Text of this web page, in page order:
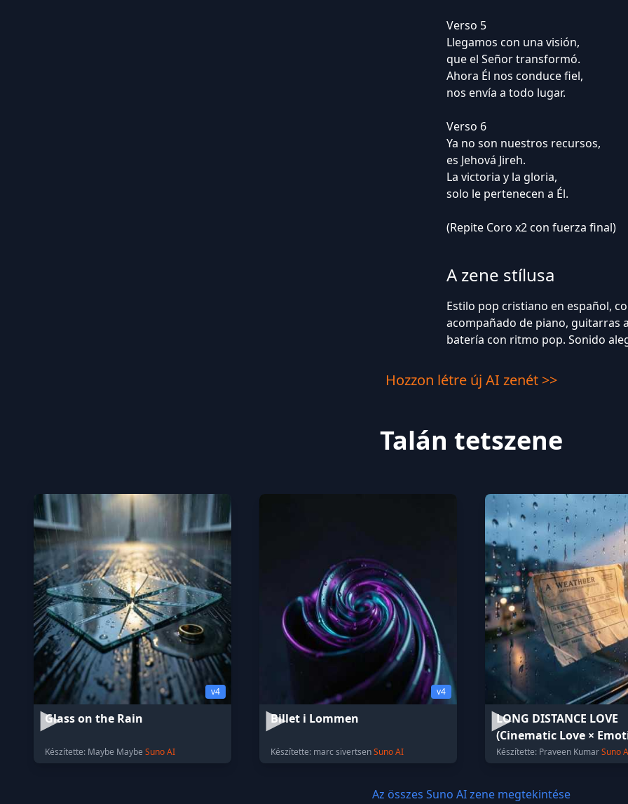
Verso 5
Llegamos con una visión,
que el Señor transformó.
Ahora Él nos conduce fiel,
nos envía a todo lugar.
Verso 6
Ya no son nuestros recursos,
es Jehová Jireh.
La victoria y la gloria,
solo le pertenecen a Él.
(Repite Coro x2 con fuerza final)
A zene stílusa
Estilo pop cristiano en español,
acompañado de piano, guitarras
batería con ritmo pop. Sonido
Hozzon létre új AI zenét >>
Talán tetszene
v4
Glass on the Rain
Készítette: Maybe Maybe Suno AI
v4
Billet i Lommen
Készítette: marc sivertsenSuno AI
LONG DISTANCE LOVE
(Cinematic Love ×
Rap Mood) [Intro]
Készítette: Praveen KumarSuno
Az összes Suno AI zene megtekintése